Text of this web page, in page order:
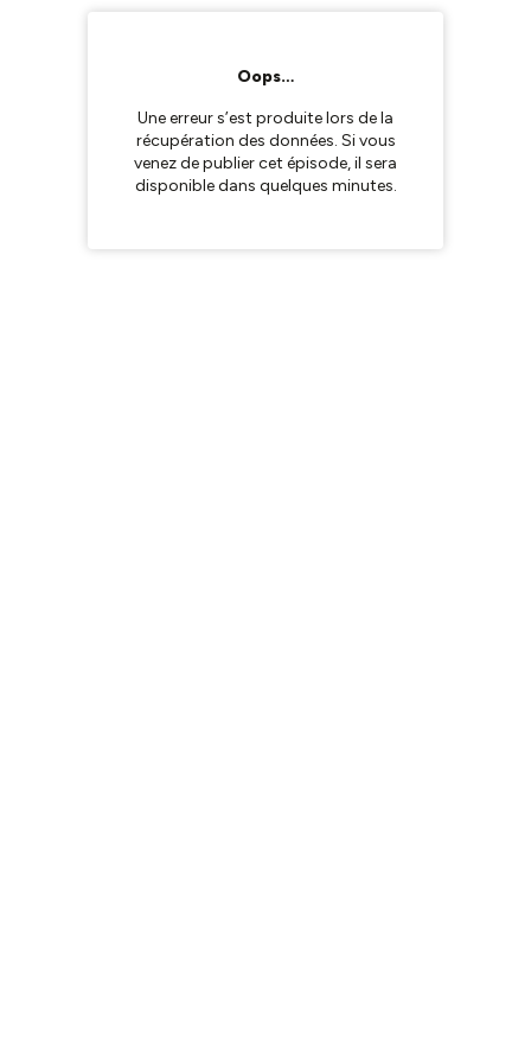
Oops…
Une erreur s’est produite lors de la
récupération des données. Si vous
venez de publier cet épisode, il sera
disponible dans quelques minutes.